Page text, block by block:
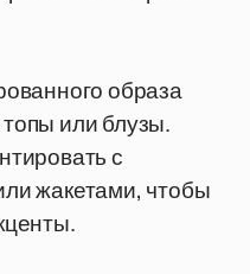
образа
или блузы.
с
жакетами, чтобы